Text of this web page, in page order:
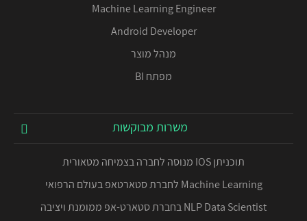
Machine Learning Engineer
Android Developer
מנהל מוצר
מפתח BI
משרות מבוקשות
תוכניתן IOS מנוסה לחברה בצמיחה מטאורית
Machine Learning לחברת סטארטאפ בעולם הרפואי
NLP Data Scientist בחברת סטארט-אפ ממומנת ויציבה